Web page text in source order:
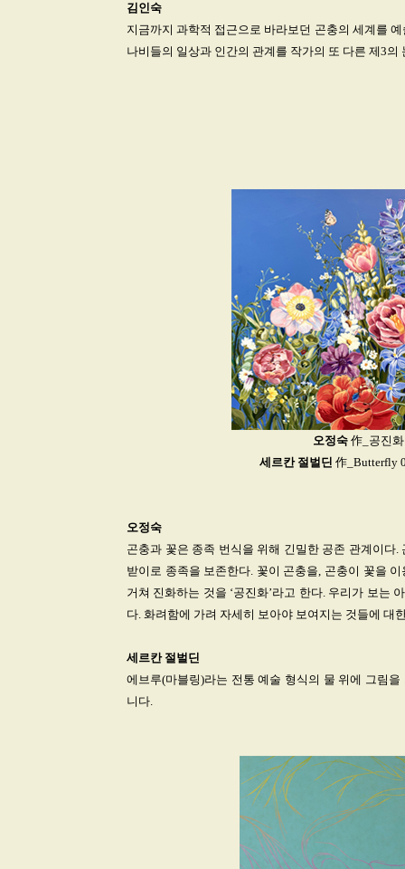
김인숙
지금까지 과학적 접근으로 바라보던 곤충의 세계를
나비들의 일상과 인간의 관계를 작가의 또 다른 제3의
오정숙作_공진화
세르칸 절벌딘 作_Butterfly
오정숙
곤충과 꽃은 종족 번식을 위해 긴밀한 공존 관계이다
받이로 종족을 보존한다. 꽃이 곤충을, 곤충이 꽃을
거쳐 진화하는 것을 ‘공진화’라고 한다. 우리가 보는
다. 화려함에 가려 자세히 보아야 보여지는 것들에 대
세르칸 절벌딘
에브루(마블링)라는 전통 예술 형식의 물 위에 그림
니다.